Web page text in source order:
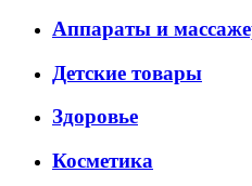
Аппараты и
Детские товары
Здоровье
Косметика